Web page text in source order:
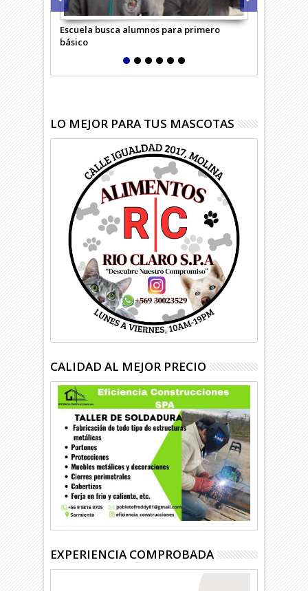
Escuela busca alumnos para primero
básico
LO MEJOR PARA TUS MASCOTAS
CALIDAD AL MEJOR PRECIO
EXPERIENCIA COMPROBADA